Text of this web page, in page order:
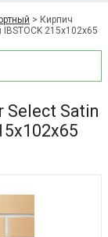
> Кирпич
215x102x65
Select Satin